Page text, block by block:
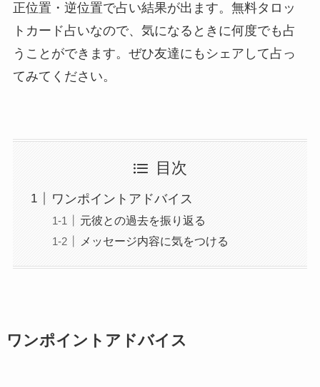
正位置・逆位置で占い結果が出ます。無料タロッ
トカード占いなので、気になるときに何度でも占
うことができます。ぜひ友達にもシェアして占っ
てみてください。
目次
ワンポイントアドバイス
元彼との過去を振り返る
メッセージ内容に気をつける
ワンポイントアドバイス